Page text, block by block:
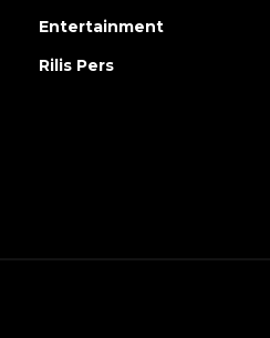
Entertainment
Rilis Pers